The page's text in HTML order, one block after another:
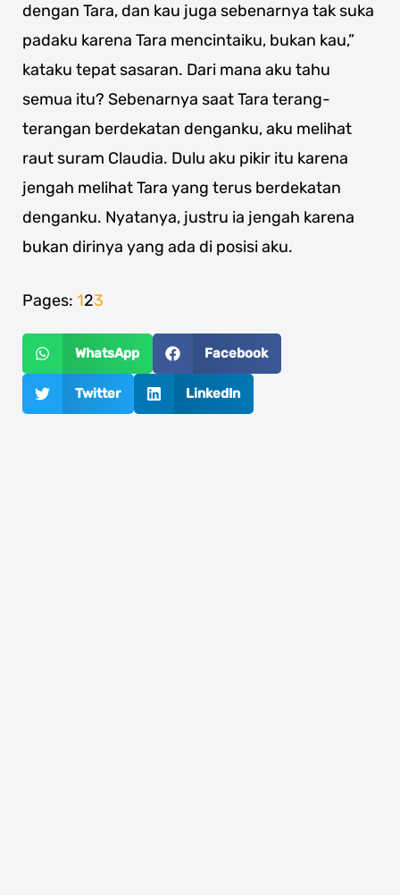
dengan Tara, dan kau juga sebenarnya tak suka
padaku karena Tara mencintaiku, bukan kau,”
kataku tepat sasaran. Dari mana aku tahu
semua itu? Sebenarnya saat Tara terang-
terangan berdekatan denganku, aku melihat
raut suram Claudia. Dulu aku pikir itu karena
jengah melihat Tara yang terus berdekatan
denganku. Nyatanya, justru ia jengah karena
bukan dirinya yang ada di posisi aku.
Pages: 123
WhatsApp Facebook
Twitter LinkedIn